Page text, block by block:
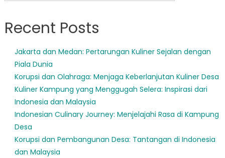
Recent Posts
Jakarta dan Medan: Pertarungan Kuliner Sejalan dengan
Piala Dunia
Korupsi dan Olahraga: Menjaga Keberlanjutan Kuliner Desa
Kuliner Kampung yang Menggugah Selera: Inspirasi dari
Indonesia dan Malaysia
Indonesian Culinary Journey: Menjelajahi Rasa di Kampung
Desa
Korupsi dan Pembangunan Desa: Tantangan di Indonesia
dan Malaysia